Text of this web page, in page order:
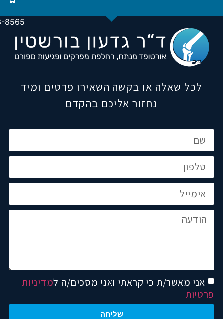
לכל שאלה או בקשה השאירו פרטים ומיד
נחזור אליכם בהקדם
אני מאשר/ת כי קראתי ואני מסכים/ה למדיניות
פרטיות
שליחה
8565